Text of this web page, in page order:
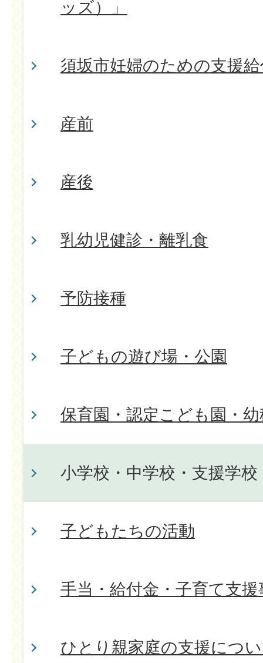
ッズ）」
須坂市妊婦のための支援
産前
産後
乳幼児健診・離乳食
予防接種
子どもの遊び場・公園
保育園・認定こども園・
小学校・中学校・支援学校
子どもたちの活動
手当・給付金・子育て支援
ひとり親家庭の支援につ